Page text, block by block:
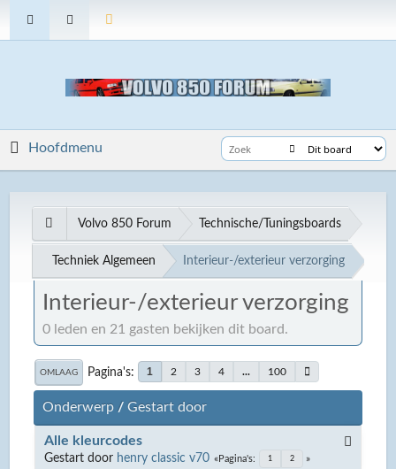
Hoofdmenu
Volvo 850 Forum Technische/Tuningsboards
Techniek Algemeen Interieur-/exterieur verzorging
Interieur-/exterieur verzorging
0 leden en 21 gasten bekijken dit board.
OMLAAG Pagina's 1 2 3 4 ... 100
Onderwerp /Gestart door
Alle kleurcodes
Gestart door henry classic v70 Pagina's 1 2